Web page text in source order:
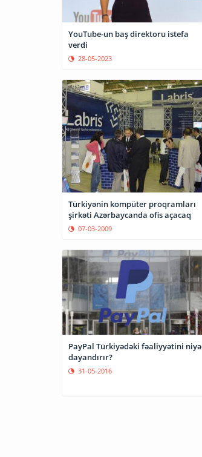
YouTube-un baş direktoru istefa
verdi
28-05-2023
Türkiyənin kompüter proqramları
şirkəti Azərbaycanda ofis açacaq
07-03-2009
PayPal Türkiyədəki fəaliyyətini niyə
dayandırır?
31-05-2016